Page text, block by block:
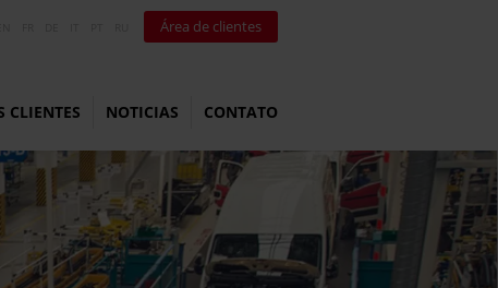
Área de clientes
CLIENTES NOTICIAS CONTATO